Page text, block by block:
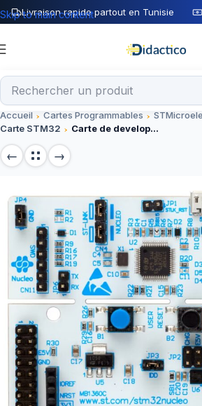
Livraison rapide partout en Tunisie
Skip to main content
Accueil Cartes Programmables
Carte STM32
Carte de developpement STM32 NUCLEO-G0B1RE